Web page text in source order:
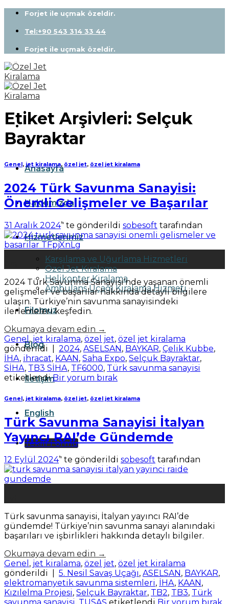
Skip
content
Forjet ile uçmak özeldir.
Tel:+90 543 314 33 44
Forjet ile uçmak özeldir.
Anasayfa
Hakkımızda
Hizmetlerimiz
Karşılama ve Uğurlama Hizmetleri
Özel Jet Kiralama
Helikopter Kiralama
Ambulans Uçağı Kiralama Hizmeti
Filomuz
Blog
İletişim
English
Teklif Formu
Etiket Arşivleri: Selçuk
Bayraktar
Genel , jet kiralama, özel jet, özel jet kiralama
2024 Türk Savunma Sanayisi:
Önemli Gelişmeler ve Başarılar
31 Aralık 2024’' te gönderildi sobesoft tarafından
2024 Türk Savunma Sanayisi’nde yaşanan önemli
gelişmeler ve başarılar hakkında detaylı bilgilere
ulaşın. Türkiye’nin savunma sanayisindeki
ilerlemeleri keşfedin.
Okumaya devam edin →
Genel,jet kiralama, özel jet, özel jet kiralama
gönderildi
2024, ASELSAN , BAYKAR, Çelik Kubbe,
İHA, ihracat, KAAN , Saha Expo, Selçuk Bayraktar,
SİHA, TB3 SİHA, TF6000, Türk savunma sanayisi
etiketlendiBir yorum bırak
Genel , jet kiralama, özel jet, özel jet kiralama
Türk Savunma Sanayisi İtalyan
Yayıncı RAI’de Gündemde
12 Eylül 2024’' te gönderildi sobesoft tarafından
Türk savunma sanayisi, İtalyan yayıncı RAI’de
gündemde! Türkiye’nin savunma sanayi alanındaki
başarıları ve işbirlikleri hakkında detaylı bilgiler.
Okumaya devam edin →
Genel , jet kiralama, özel jet, özel jet kiralama
gönderildi
5. Nesil Savaş Uçağı, ASELSAN, BAYKAR,
elektromanyetik savunma sistemleri, İHA, KAAN,
Kızılelma Projesi, Selçuk Bayraktar, TB2, TB3, Türk